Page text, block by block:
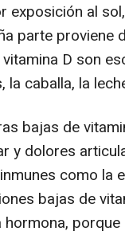
exposición al
parte proviene
D son
caballa, la
bajas de
y dolores
como la
bajas de
hormona,